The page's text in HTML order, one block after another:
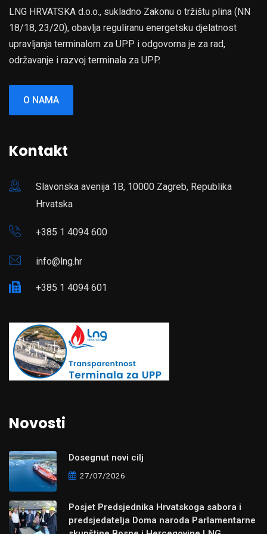
LNG HRVATSKA d.o.o., sukladno Zakonu o tržištu plina (NN
18/18, 23/20), obavlja reguliranu energetsku djelatnost
upravljanja terminalom za UPP i odgovorna je za rad,
održavanje i razvoj terminala za UPP.
O NAMA
Kontakt
Slavonska avenija 1B, 10000 Zagreb, Republika
Hrvatska
+385 1 4094 600
info@lng.hr
+385 1 4094 601
Novosti
Dosegnut novi cilj
27/07/2026
Posjet Predsjednika Hrvatskoga sabora i
predsjedatelja Doma naroda Parlamentarne